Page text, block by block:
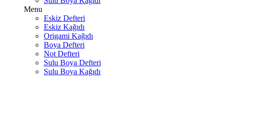
Menu
Eskiz Defteri
Eskiz Kağıdı
Origami Kağıdı
Boya Defteri
Not Defteri
Sulu Boya Defteri
Sulu Boya Kağıdı